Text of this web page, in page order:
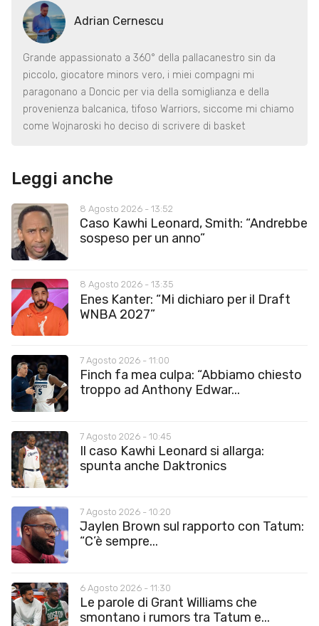
Adrian Cernescu
Grande appassionato a 360° della pallacanestro sin da
piccolo, giocatore minors vero, i miei compagni mi
paragonano a Doncic per via della somiglianza e della
provenienza balcanica, tifoso Warriors, siccome mi chiamo
come Wojnaroski ho deciso di scrivere di basket
Leggi anche
8 Agosto 2026 - 13:52
Caso Kawhi Leonard, Smith: “Andrebbe
sospeso per un anno”
8 Agosto 2026 - 13:35
Enes Kanter: “Mi dichiaro per il Draft
WNBA 2027”
7 Agosto 2026 - 11:00
Finch fa mea culpa: “Abbiamo chiesto
troppo ad Anthony Edwar...
7 Agosto 2026 - 10:45
Il caso Kawhi Leonard si allarga:
spunta anche Daktronics
7 Agosto 2026 - 10:20
Jaylen Brown sul rapporto con Tatum:
“C’è sempre...
6 Agosto 2026 - 11:30
Le parole di Grant Williams che
smontano i rumors tra Tatum e...